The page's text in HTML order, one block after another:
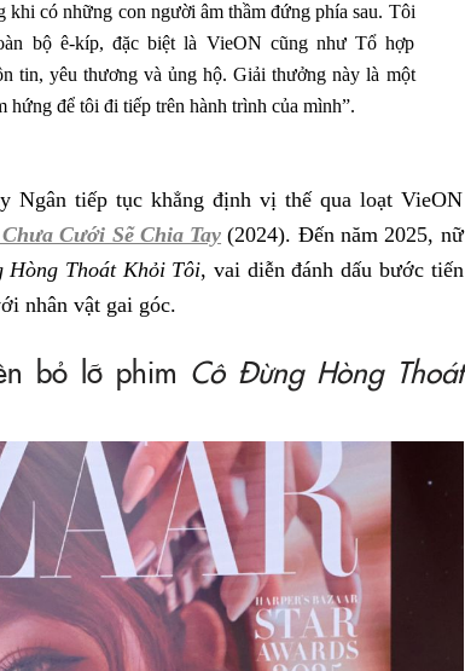
khi có những con người âm thầm đứng phía sau. Tôi
bộ ê-kíp, đặc biệt là VieON cũng như Tổ hợp
tin, yêu thương và ủng hộ. Giải thưởng này là một
để tôi đi tiếp trên hành trình của mình”.
Ngân tiếp tục khẳng định vị thế qua loạt VieON
Cưới Sẽ Chia Tay (2024). Đến năm 2025, nữ
Hòng Thoát Khỏi Tôi, vai diễn đánh dấu bước tiến
nhân vật gai góc.
bỏ lỡ phim Cô Đừng Hòng Thoát